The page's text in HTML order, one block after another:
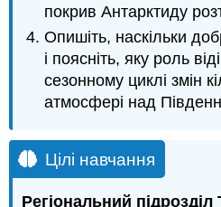
покрив Антарктиду
Опишіть, наскільки
і поясніть, яку роль
сезонному циклі змін
атмосфері над
Цілі навчання
Регіональний